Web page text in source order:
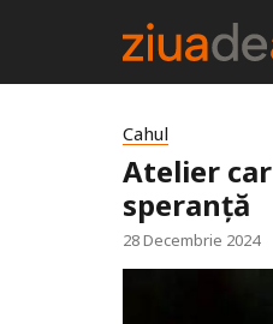
Cahul
Atelier
speranță
28 Decembrie 2024